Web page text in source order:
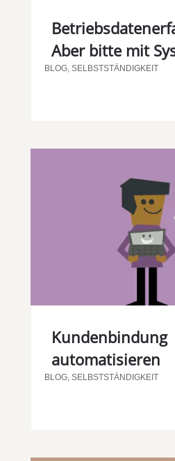
Aber bitte mit
BLOG, SELBSTSTÄNDIGKEIT
Kundenbindung
automatisieren
BLOG, SELBSTSTÄNDIGKEIT